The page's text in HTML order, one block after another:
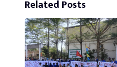
Related Posts